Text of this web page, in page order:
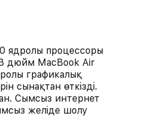
ядролы процессоры
дюйм MacBook Air
графикалық
сынақтан өткізді.
Сымсыз интернет
желіде шолу